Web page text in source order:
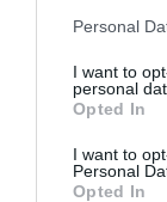
Please note
not limited to
grant or deny
use your data
consent section.
Personal
I want to
personal
Opted In
I want to
Personal
Opted In